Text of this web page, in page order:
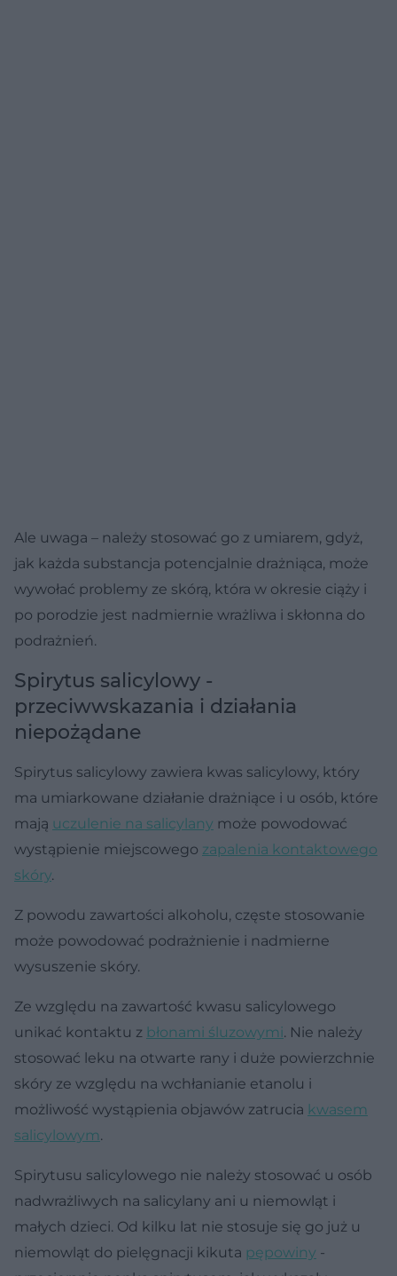
Ale uwaga – należy stosować go z umiarem, gdyż,
jak każda substancja potencjalnie drażniąca, może
wywołać problemy ze skórą, która w okresie ciąży i
po porodzie jest nadmiernie wrażliwa i skłonna do
podrażnień.
Spirytus salicylowy -
przeciwwskazania i działania
niepożądane
Spirytus salicylowy zawiera kwas salicylowy, który
ma umiarkowane działanie drażniące i u osób, które
mają uczulenie na salicylany może powodować
wystąpienie miejscowego zapalenia kontaktowego
skóry.
Z powodu zawartości alkoholu, częste stosowanie
może powodować podrażnienie i nadmierne
wysuszenie skóry.
Ze względu na zawartość kwasu salicylowego
unikać kontaktu z błonami śluzowymi. Nie należy
stosować leku na otwarte rany i duże powierzchnie
skóry ze względu na wchłanianie etanolu i
możliwość wystąpienia objawów zatrucia kwasem
salicylowym.
Spirytusu salicylowego nie należy stosować u osób
nadwrażliwych na salicylany ani u niemowląt i
małych dzieci. Od kilku lat nie stosuje się go już u
niemowląt do pielęgnacji kikuta pępowiny -